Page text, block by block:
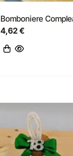
Bomboniere
4,62 €